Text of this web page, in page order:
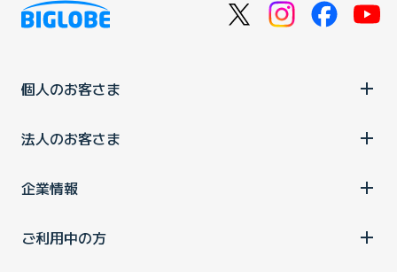
個人のお客さま
法人のお客さま
企業情報
ご利用中の方